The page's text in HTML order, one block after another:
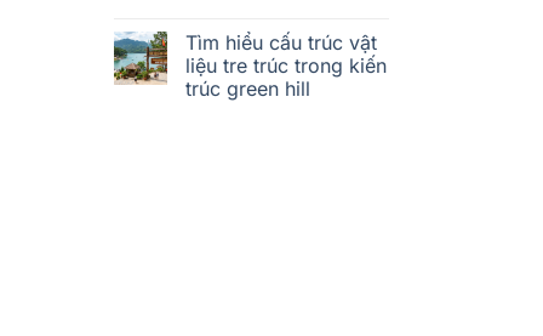
Tìm hiểu cấu trúc vật
liệu tre trúc trong kiến
trúc green hill